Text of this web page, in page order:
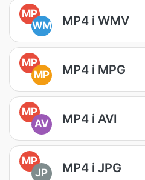
MP
WM
MP4 i WMV
MP
MP
MP4 i MPG
MP
AV
MP4 i AVI
MP
JP
MP4 i JPG